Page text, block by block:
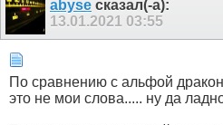
abyse сказал(-а):
13.01.2021 03:55
По сравнению с альфой
это не мои слова..... ну да